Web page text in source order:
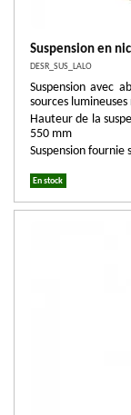
Suspension en
DESR_SUS_LALO
Suspension avec
sources
Hauteur de la
550 mm
Suspension fournie
En stock